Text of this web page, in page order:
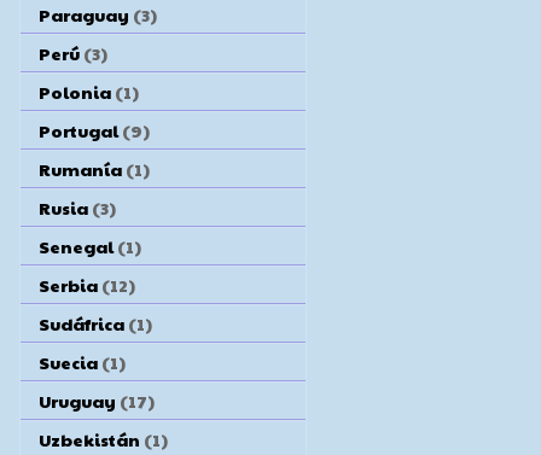
Paraguay (3)
Perú (3)
Polonia (1)
Portugal (9)
Rumanía (1)
Rusia (3)
Senegal (1)
Serbia (12)
Sudáfrica (1)
Suecia (1)
Uruguay (17)
Uzbekistán (1)